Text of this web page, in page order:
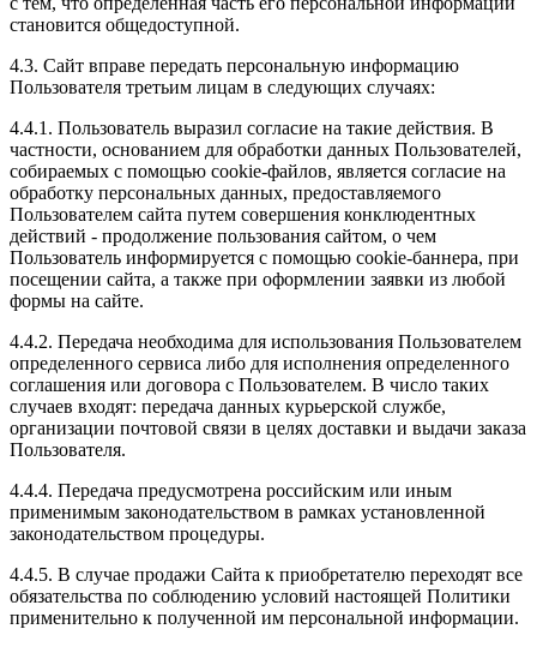
становится общедоступной.
4.3. Сайт вправе передать персональную информацию
Пользователя третьим лицам в следующих случаях:
4.4.1. Пользователь выразил согласие на такие действия. В
частности, основанием для обработки данных Пользователей,
собираемых с помощью cookie-файлов, является согласие на
обработку персональных данных, предоставляемого
Пользователем сайта путем совершения конклюдентных
действий - продолжение пользования сайтом, о чем
Пользователь информируется с помощью cookie-баннера, при
посещении сайта, а также при оформлении заявки из любой
формы на сайте.
4.4.2. Передача необходима для использования Пользователем
определенного сервиса либо для исполнения определенного
соглашения или договора с Пользователем. В число таких
случаев входят: передача данных курьерской службе,
организации почтовой связи в целях доставки и выдачи заказа
Пользователя.
4.4.4. Передача предусмотрена российским или иным
применимым законодательством в рамках установленной
законодательством процедуры.
4.4.5. В случае продажи Сайта к приобретателю переходят все
обязательства по соблюдению условий настоящей Политики
применительно к полученной им персональной информации.